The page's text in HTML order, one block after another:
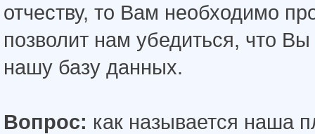
отчеству, то Вам необходимо
позволит нам убедиться, что
нашу базу данных.
Вопрос: как называется наша